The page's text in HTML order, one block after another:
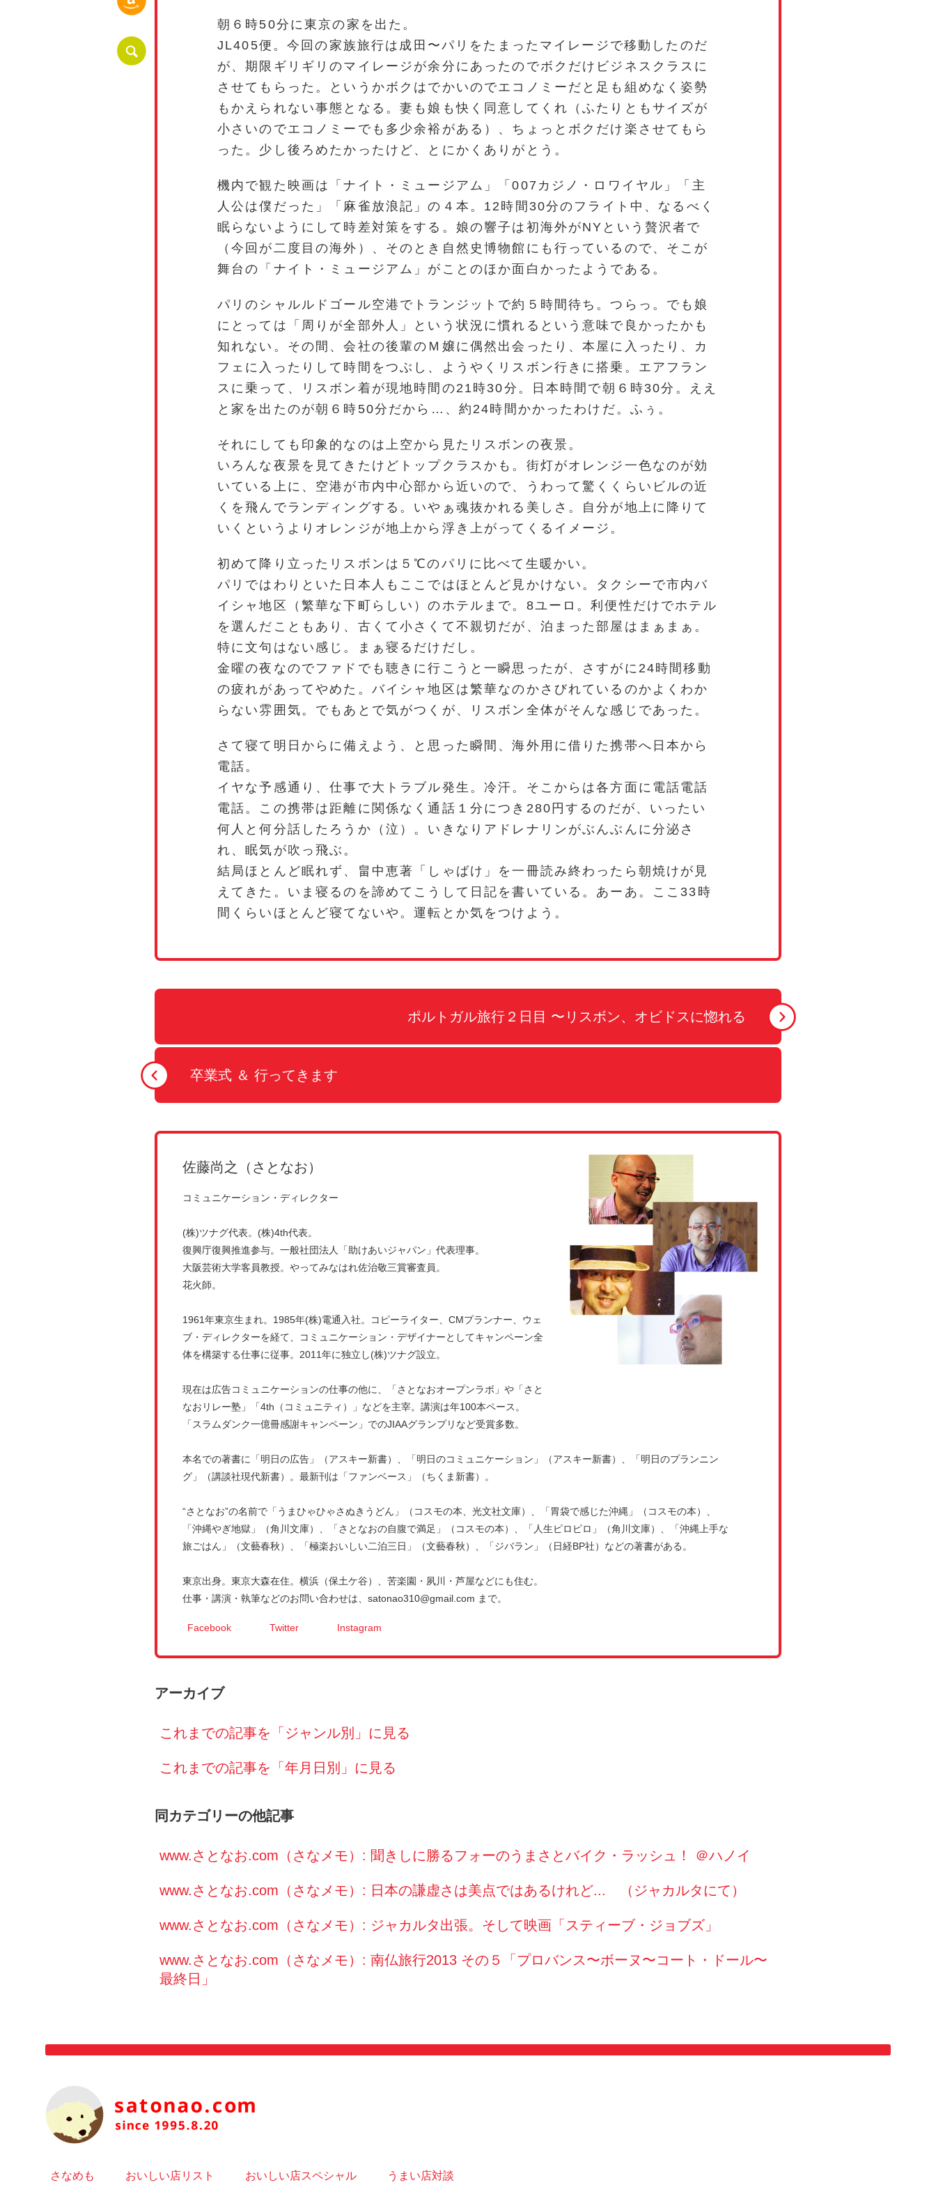
朝６時50分に東京の家を出た。
JL405便。今回の家族旅行は成田〜パリをたまったマイレージで移動したのだ
が、期限ギリギリのマイレージが余分にあったのでボクだけビジネスクラスに
させてもらった。というかボクはでかいのでエコノミーだと足も組めなく姿勢
もかえられない事態となる。妻も娘も快く同意してくれ（ふたりともサイズが
小さいのでエコノミーでも多少余裕がある）、ちょっとボクだけ楽させてもら
った。少し後ろめたかったけど、とにかくありがとう。
機内で観た映画は「ナイト・ミュージアム」「007カジノ・ロワイヤル」「主
人公は僕だった」「麻雀放浪記」の４本。12時間30分のフライト中、なるべく
眠らないようにして時差対策をする。娘の響子は初海外がNYという贅沢者で
（今回が二度目の海外）、そのとき自然史博物館にも行っているので、そこが
舞台の「ナイト・ミュージアム」がことのほか面白かったようである。
パリのシャルルドゴール空港でトランジットで約５時間待ち。つらっ。でも娘
にとっては「周りが全部外人」という状況に慣れるという意味で良かったかも
知れない。その間、会社の後輩のＭ嬢に偶然出会ったり、本屋に入ったり、カ
フェに入ったりして時間をつぶし、ようやくリスボン行きに搭乗。エアフラン
スに乗って、リスボン着が現地時間の21時30分。日本時間で朝６時30分。ええ
と家を出たのが朝６時50分だから…、約24時間かかったわけだ。ふぅ。
それにしても印象的なのは上空から見たリスボンの夜景。
いろんな夜景を見てきたけどトップクラスかも。街灯がオレンジ一色なのが効
いている上に、空港が市内中心部から近いので、うわって驚くくらいビルの近
くを飛んでランディングする。いやぁ魂抜かれる美しさ。自分が地上に降りて
いくというよりオレンジが地上から浮き上がってくるイメージ。
初めて降り立ったリスボンは５℃のパリに比べて生暖かい。
パリではわりといた日本人もここではほとんど見かけない。タクシーで市内バ
イシャ地区（繁華な下町らしい）のホテルまで。8ユーロ。利便性だけでホテル
を選んだこともあり、古くて小さくて不親切だが、泊まった部屋はまぁまぁ。
特に文句はない感じ。まぁ寝るだけだし。
金曜の夜なのでファドでも聴きに行こうと一瞬思ったが、さすがに24時間移動
の疲れがあってやめた。バイシャ地区は繁華なのかさびれているのかよくわか
らない雰囲気。でもあとで気がつくが、リスボン全体がそんな感じであった。
さて寝て明日からに備えよう、と思った瞬間、海外用に借りた携帯へ日本から
電話。
イヤな予感通り、仕事で大トラブル発生。冷汗。そこからは各方面に電話電話
電話。この携帯は距離に関係なく通話１分につき280円するのだが、いったい
何人と何分話したろうか（泣）。いきなりアドレナリンがぶんぶんに分泌さ
れ、眠気が吹っ飛ぶ。
結局ほとんど眠れず、畠中恵著「しゃばけ」を一冊読み終わったら朝焼けが見
えてきた。いま寝るのを諦めてこうして日記を書いている。あーあ。ここ33時
間くらいほとんど寝てないや。運転とか気をつけよう。
ポルトガル旅行２日目 〜リスボン、オビドスに惚れる
卒業式 ＆ 行ってきます
佐藤尚之（さとなお）
コミュニケーション・ディレクター
(株)ツナグ代表。(株)4th代表。
復興庁復興推進参与。一般社団法人「助けあいジャパン」代表理事。
大阪芸術大学客員教授。やってみなはれ佐治敬三賞審査員。
花火師。
1961年東京生まれ。1985年(株)電通入社。コピーライター、CMプランナー、ウェ
ブ・ディレクターを経て、コミュニケーション・デザイナーとしてキャンペーン全
体を構築する仕事に従事。2011年に独立し(株)ツナグ設立。
現在は広告コミュニケーションの仕事の他に、「さとなおオープンラボ」や「さと
なおリレー塾」「4th（コミュニティ）」などを主宰。講演は年100本ペース。
「スラムダンク一億冊感謝キャンペーン」でのJIAAグランプリなど受賞多数。
本名での著書に「明日の広告」（アスキー新書）、「明日のコミュニケーション」（アスキー新書）、「明日のプランニン
グ」（講談社現代新書）。最新刊は「ファンベース」（ちくま新書）。
“さとなお”の名前で「うまひゃひゃさぬきうどん」（コスモの本、光文社文庫）、「胃袋で感じた沖縄」（コスモの本）、
「沖縄やぎ地獄」（角川文庫）、「さとなおの自腹で満足」（コスモの本）、「人生ピロピロ」（角川文庫）、「沖縄上手な
旅ごはん」（文藝春秋）、「極楽おいしい二泊三日」（文藝春秋）、「ジバラン」（日経BP社）などの著書がある。
東京出身。東京大森在住。横浜（保土ケ谷）、苦楽園・夙川・芦屋などにも住む。
仕事・講演・執筆などのお問い合わせは、satonao310@gmail.com まで。
Facebook Twitter Instagram
アーカイブ
これまでの記事を「ジャンル別」に見る
これまでの記事を「年月日別」に見る
同カテゴリーの他記事
www.さとなお.com（さなメモ）: 聞きしに勝るフォーのうまさとバイク・ラッシュ！ ＠ハノイ
www.さとなお.com（さなメモ）: 日本の謙虚さは美点ではあるけれど... （ジャカルタにて）
www.さとなお.com（さなメモ）: ジャカルタ出張。そして映画「スティーブ・ジョブズ」
www.さとなお.com（さなメモ）: 南仏旅行2013 その５「プロバンス〜ボーヌ〜コート・ドール〜
最終日」
さなめも おいしい店リスト おいしい店スペシャル うまい店対談